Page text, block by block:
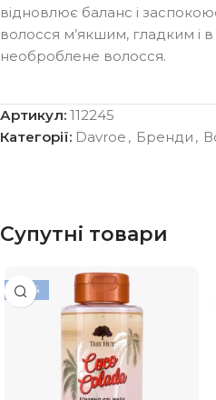
відновлює баланс і
волосся м’якшим, гладким і
необроблене волосся.
Артикул: 112245
Категорії: Davroe , Бренди ,
Супутні товари
-20%